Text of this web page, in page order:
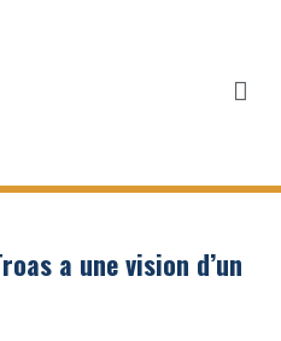
a une vision d’un